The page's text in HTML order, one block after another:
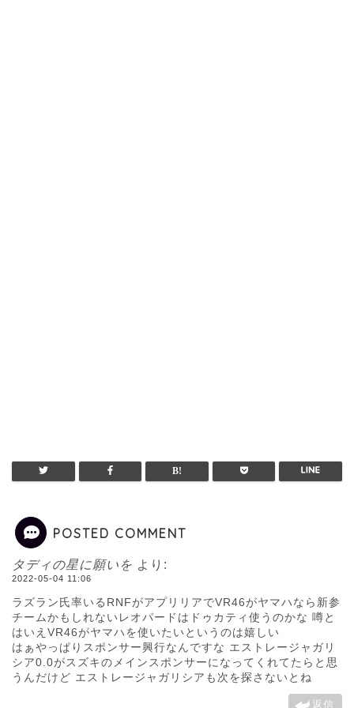
POSTED COMMENT
タディの星に願いを より:
2022-05-04 11:06
ラズラン氏率いるRNFがアプリリアでVR46がヤマハなら新参
チームかもしれないレオパードはドゥカティ使うのかな 噂と
はいえVR46がヤマハを使いたいというのは嬉しい
はぁやっぱりスポンサー興行なんですな エストレージャガリ
シア0.0がスズキのメインスポンサーになってくれてたらと思
うんだけど エストレージャガリシアも次を探さないとね
返信